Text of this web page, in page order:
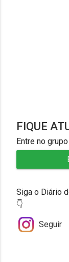
FIQUE
Entre no
Siga o Diário
👇
Seguir